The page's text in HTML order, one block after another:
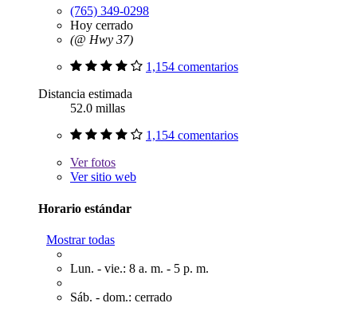
(765) 349-0298
Hoy cerrado
(@ Hwy 37)
1,154 comentarios
Distancia estimada
52.0 millas
1,154 comentarios
Verfotos
Ver sitio web
Horario estándar
Mostrar todas
Lun. - vie.: 8 a. m. - 5 p. m.
Sáb. - dom.: cerrado